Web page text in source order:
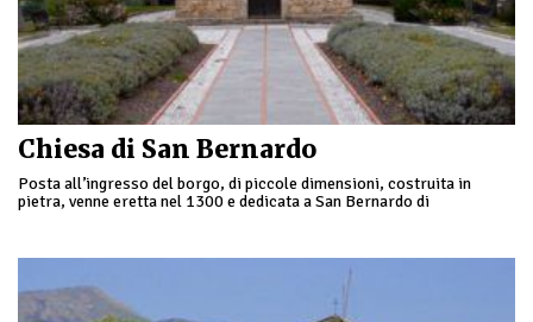
Chiesa di San Bernardo
Posta all’ingresso del borgo, di piccole dimensioni, costruita in
pietra, venne eretta nel 1300 e dedicata a San Bernardo di